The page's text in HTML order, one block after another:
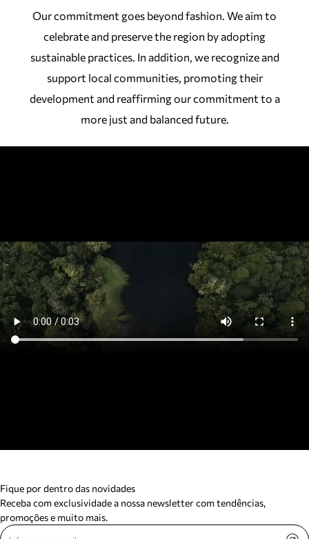
Our commitment goes beyond fashion. We aim to
celebrate and preserve the region by adopting
sustainable practices. In addition, we recognize and
support local communities, promoting their
development and reaffirming our commitment to a
more just and balanced future.
Fique por dentro das novidades
Receba com exclusividade a nossa newsletter com tendências,
promoções e muito mais.